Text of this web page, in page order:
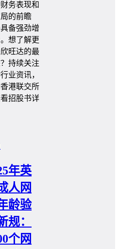
务表现和
的前瞻
备强劲增
想了解更
旺达的最
持续关注
业资讯，
港联交所
招股书详
年英
人网
龄验
规：
个网